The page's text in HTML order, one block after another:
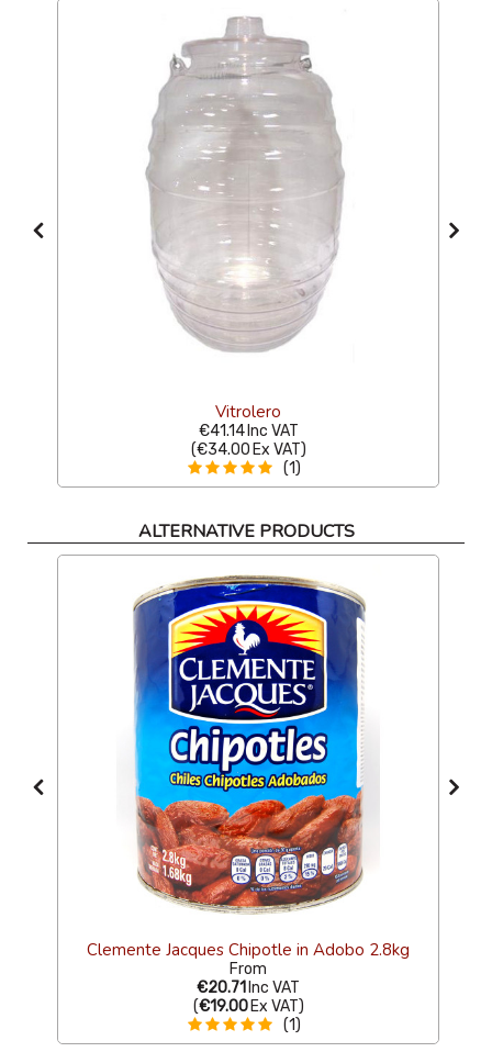
Vitrolero
€41.14 Inc VAT
(€34.00 Ex VAT)
(1)
ALTERNATIVE PRODUCTS
Clemente Jacques Chipotle in Adobo 2.8kg
From
€20.71 Inc VAT
(€19.00 Ex VAT)
(1)